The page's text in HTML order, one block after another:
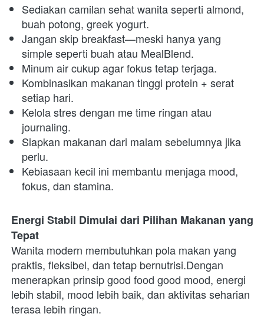
Sediakan camilan sehat wanita seperti almond,
buah potong, greek yogurt.
Jangan skip breakfast—meski hanya yang
simple seperti buah atau MealBlend.
Minum air cukup agar fokus tetap terjaga.
Kombinasikan makanan tinggi protein + serat
setiap hari.
Kelola stres dengan me time ringan atau
journaling.
Siapkan makanan dari malam sebelumnya jika
perlu.
Kebiasaan kecil ini membantu menjaga mood,
fokus, dan stamina.
Energi Stabil Dimulai dari Pilihan Makanan yang
Tepat
Wanita modern membutuhkan pola makan yang
praktis, fleksibel, dan tetap bernutrisi.Dengan
menerapkan prinsip good food good mood, energi
lebih stabil, mood lebih baik, dan aktivitas seharian
terasa lebih ringan.